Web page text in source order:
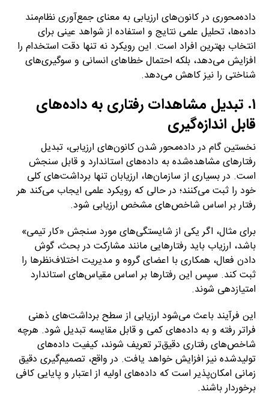
داده‌محوری در کانون‌های ارزیابی به معنای جمع‌آوری نظام‌مند
داده‌ها، تحلیل علمی نتایج و استفاده از شواهد عینی برای
انتخاب بهترین افراد است. این رویکرد نه تنها دقت استخدام را
افزایش می‌دهد، بلکه احتمال خطاهای انسانی و سوگیری‌های
شناختی را نیز کاهش می‌دهد.
۱. تبدیل مشاهدات رفتاری به داده‌های
قابل اندازه‌گیری
نخستین گام در داده‌محور شدن کانون‌های ارزیابی، تبدیل
رفتارهای مشاهده‌شده به داده‌های استاندارد و قابل سنجش
است. در بسیاری از سازمان‌ها، ارزیابان تنها برداشت‌های کلی
خود را ثبت می‌کنند؛ در حالی که رویکرد علمی ایجاب می‌کند هر
رفتار بر اساس شاخص‌های مشخص ارزیابی شود.
برای مثال، اگر یکی از شایستگی‌های مورد سنجش «کار تیمی»
باشد، ارزیاب باید رفتارهایی مانند مشارکت در بحث، گوش
دادن فعال، همکاری با اعضای گروه و مدیریت اختلاف‌نظرها را
ثبت کند. سپس این رفتارها بر اساس مقیاس‌های استاندارد
امتیازدهی شوند.
این فرآیند باعث می‌شود ارزیابی از سطح برداشت‌های ذهنی
فراتر رفته و به داده‌های کمی و قابل مقایسه تبدیل شود. هرچه
شاخص‌های رفتاری دقیق‌تر تعریف شوند، کیفیت داده‌های
تولیدشده نیز افزایش خواهد یافت. در واقع، تصمیم‌گیری دقیق
زمانی امکان‌پذیر است که داده‌های اولیه از اعتبار و پایایی کافی
برخوردار باشند.